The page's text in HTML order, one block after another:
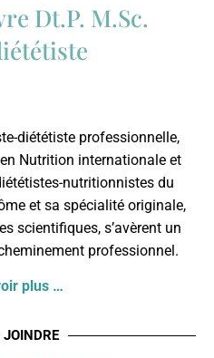
Dt.P. M.Sc.
diététiste professionnelle,
Nutrition internationale et
nutritionnistes du
et sa spécialité originale,
scientifiques, s’avèrent un
professionnel.
plus …
JOINDRE